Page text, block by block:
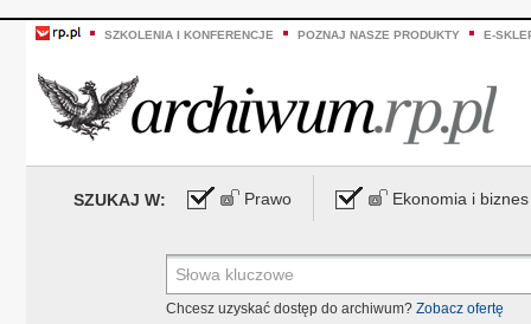
SZKOLENIA I KONFERENCJE POZNAJ NASZE PRODUKTY E-
SZUKAJ W: Prawo Ekonomia i biznes
Chcesz uzyskać dostęp do archiwum? Zobacz ofertę